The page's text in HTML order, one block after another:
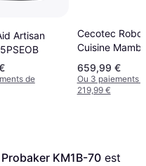
Artisan
de
Cecotec
Cuisine
CooKing Total
Gourmet 2200
659,99 €
Ou 3 paiements
219,99 €
KM1B-70